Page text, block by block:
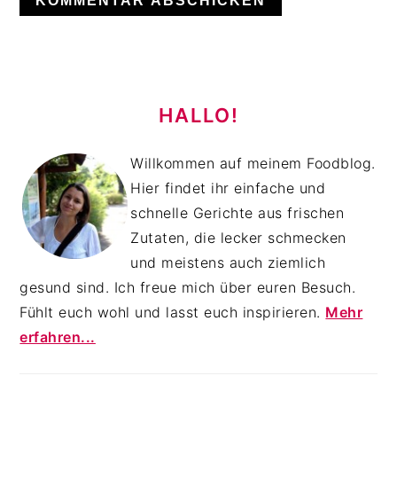
HALLO!
Willkommen auf meinem Foodblog.
Hier findet ihr einfache und
schnelle Gerichte aus frischen
Zutaten, die lecker schmecken
und meistens auch ziemlich
gesund sind. Ich freue mich über euren Besuch.
Fühlt euch wohl und lasst euch inspirieren. Mehr
erfahren...